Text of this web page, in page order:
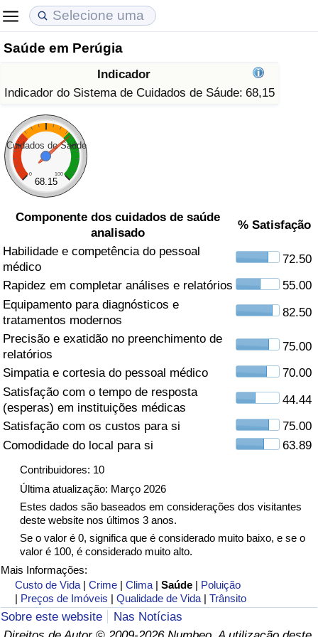
Saúde em Perúgia
Indicador
Indicador do Sistema de Cuidados de Sáude: 68,15
Cuidados de Saúde
0 100
68.15
Componente dos cuidados de saúde
analisado
% Satisfação
Habilidade e competência do pessoal
médico
72.50
Rapidez em completar análises e relatórios
55.00
Equipamento para diagnósticos e
tratamentos modernos
82.50
Precisão e exatidão no preenchimento de
relatórios
75.00
Simpatia e cortesia do pessoal médico
70.00
Satisfação com o tempo de resposta
(esperas) em instituições médicas
44.44
Satisfação com os custos para si
75.00
Comodidade do local para si
63.89
Contribuidores: 10
Última atualização: Março 2026
Estes dados são baseados em considerações dos visitantes
deste website nos últimos 3 anos.
Se o valor é 0, significa que é considerado muito baixo, e se o
valor é 100, é considerado muito alto.
Mais Informações:
Custo de Vida |Crime |Clima |Saúde | Poluição
| Preços de Imóveis |Qualidade de Vida |Trânsito
Sobre este website
Nas Notícias
Custo de Vida
Indicador de Custo de Vida (Atual)
Indicador de Custo de Vida
Indicador de Custo de Vida Por País
em Aqaba
Preços de Imóveis
Indicador de Preços de Imóveis (Atual)
Indicador de Preços de Imóveis
Indicador de Preços de Imóveis por País
Qualidade de Vida
Indicador de Qualidade de Vida
Indicador de Qualidade de Vida (Atual)
Índice de qualidade de vida por país
Crime
Taxa do Indicador de Crime (Atual)
Indicador de Crime
Índice de criminalidade por país
Saúde
Indicador de Saúde (Atual)
Indicador de Saúde
Indicador de Saúde por País
Poluição
Indicador de Poluição (Atual)
Índice de poluição
Indicador de Poluição por País
Trânsito